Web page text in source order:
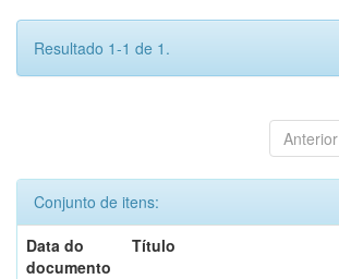
Resultado 1-1 de 1.
Anterior
Conjunto de itens:
Data do
documento
Título